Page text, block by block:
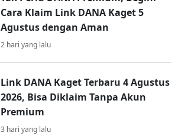
Cara Klaim Link DANA Kaget 5
Agustus dengan Aman
2 hari yang lalu
Link DANA Kaget Terbaru 4 Agustus
2026, Bisa Diklaim Tanpa Akun
Premium
3 hari yang lalu